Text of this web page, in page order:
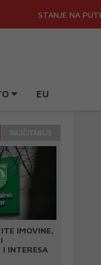
STANJE NA
EU
IMOVINE,
I INTERESA